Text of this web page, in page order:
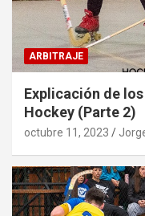
ARBITRAJE
Explicación de los
Hockey (Parte 2)
octubre 11, 2023